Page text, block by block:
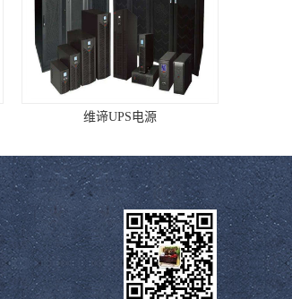
维谛UPS电源